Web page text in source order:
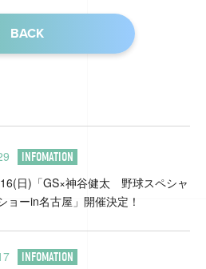
BACK
INFOMATION
16(日)「GS×神谷健太 野球スペシャ
ョーin名古屋」開催決定！
INFOMATION